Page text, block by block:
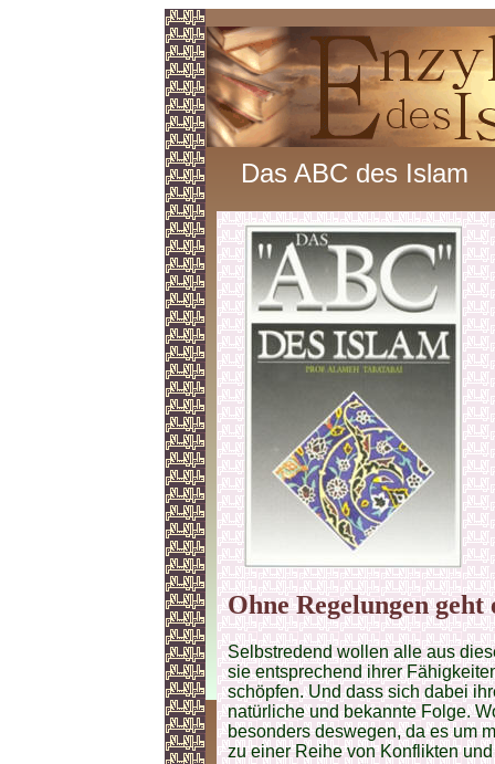
Das ABC des Islam
Ohne Regelungen geht
Selbstredend wollen alle aus
sie entsprechend ihrer
schöpfen. Und dass sich dabei
natürliche und bekannte Folge.
besonders deswegen, da es um
zu einer Reihe von Konflikten